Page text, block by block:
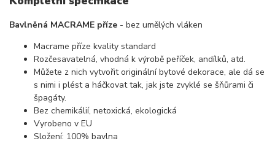
Bavlněná MACRAME příze - bez umělých vláken
Macrame příze kvality standard
Rozčesavatelná, vhodná k výrobě peříček, andílků, atd.
Můžete z nich vytvořit originální bytové dekorace, ale dá se
s nimi i plést a háčkovat tak, jak jste zvyklé se šňůrami či
špagáty.
Bez chemikálií, netoxická, ekologická
Vyrobeno v EU
Složení: 100% bavlna